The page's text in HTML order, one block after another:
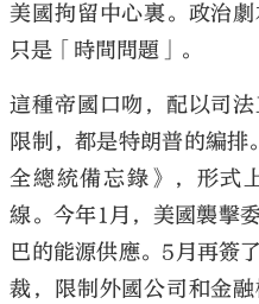
美國拘留中心裏。政治劇
只是「時間問題」。
這種帝國口吻，配以司
限制，都是特朗普的編
全總統備忘錄》，形式
線。今年1月，美國襲擊
巴的能源供應。5月再簽
裁，限制外國公司和金